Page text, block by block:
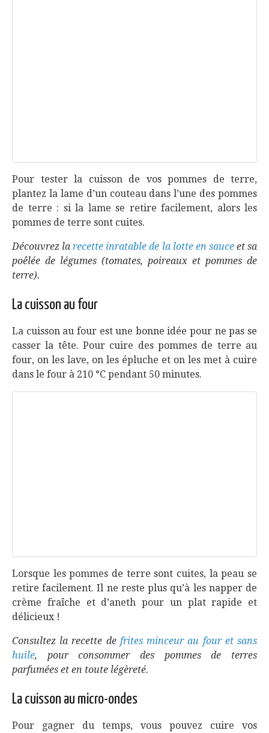
Pour tester la cuisson de vos pommes de terre,
plantez la lame d’un couteau dans l’une des pommes
de terre : si la lame se retire facilement, alors les
pommes de terre sont cuites.
Découvrez larecette inratable de la lotte en sauceet sa
poêlée de légumes (tomates, poireaux et pommes de
terre).
La cuisson au four
La cuisson au four est une bonne idée pour ne pas se
casser la tête. Pour cuire des pommes de terre au
four, on les lave, on les épluche et on les met à cuire
dans le four à 210 °C pendant 50 minutes.
Lorsque les pommes de terre sont cuites, la peau se
retire facilement. Il ne reste plus qu’à les napper de
crème fraîche et d’aneth pour un plat rapide et
délicieux !
Consultez la recette de frites minceur au four et sans
huile, pour consommer des pommes de terres
parfumées et en toute légèreté.
La cuisson au micro-ondes
Pour gagner du temps, vous pouvez cuire vos